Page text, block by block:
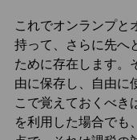
これでオンランプと
持って、さらに先へ
ために存在します。
由に保存し、自由に
こで覚えておくべき
を利用した場合でも